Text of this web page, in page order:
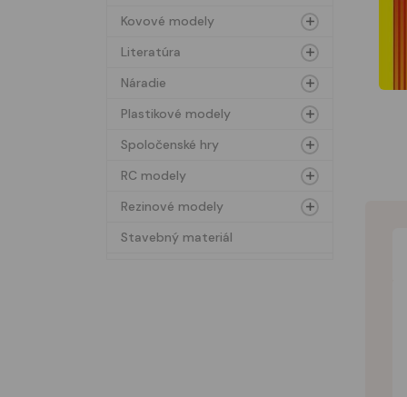
Kovové modely
Literatúra
Náradie
Plastikové modely
Spoločenské hry
RC modely
Rezinové modely
Stavebný materiál